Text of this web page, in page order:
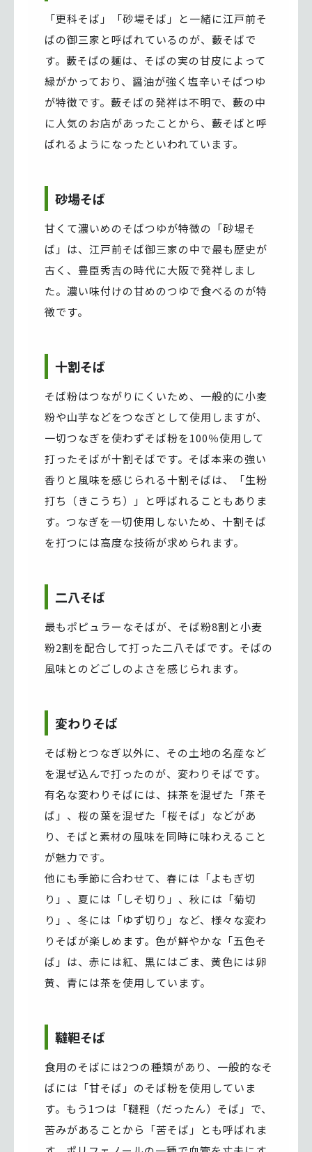
「更科そば」「砂場そば」と一緒に江戸前そ
ばの御三家と呼ばれているのが、藪そばで
す。藪そばの麺は、そばの実の甘皮によって
緑がかっており、醤油が強く塩辛いそばつゆ
が特徴です。藪そばの発祥は不明で、藪の中
に人気のお店があったことから、藪そばと呼
ばれるようになったといわれています。
砂場そば
甘くて濃いめのそばつゆが特徴の「砂場そ
ば」は、江戸前そば御三家の中で最も歴史が
古く、豊臣秀吉の時代に大阪で発祥しまし
た。濃い味付けの甘めのつゆで食べるのが特
徴です。
十割そば
そば粉はつながりにくいため、一般的に小麦
粉や山芋などをつなぎとして使用しますが、
一切つなぎを使わずそば粉を100％使用して
打ったそばが十割そばです。そば本来の強い
香りと風味を感じられる十割そばは、「生粉
打ち（きこうち）」と呼ばれることもありま
す。つなぎを一切使用しないため、十割そば
を打つには高度な技術が求められます。
二八そば
最もポピュラーなそばが、そば粉8割と小麦
粉2割を配合して打った二八そばです。そばの
風味とのどごしのよさを感じられます。
変わりそば
そば粉とつなぎ以外に、その土地の名産など
を混ぜ込んで打ったのが、変わりそばです。
有名な変わりそばには、抹茶を混ぜた「茶そ
ば」、桜の葉を混ぜた「桜そば」などがあ
り、そばと素材の風味を同時に味わえること
が魅力です。
他にも季節に合わせて、春には「よもぎ切
り」、夏には「しそ切り」、秋には「菊切
り」、冬には「ゆず切り」など、様々な変わ
りそばが楽しめます。色が鮮やかな「五色そ
ば」は、赤には紅、黒にはごま、黄色には卵
黄、青には茶を使用しています。
韃靼そば
食用のそばには2つの種類があり、一般的なそ
ばには「甘そば」のそば粉を使用していま
す。もう1つは「韃靼（だったん）そば」で、
苦みがあることから「苦そば」とも呼ばれま